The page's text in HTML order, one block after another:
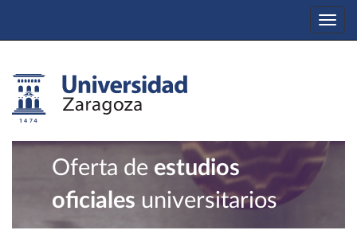
Oferta de estudios
oficiales universitarios